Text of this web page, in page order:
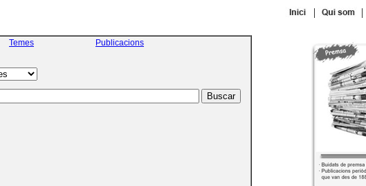
| |
Temes Publicacions